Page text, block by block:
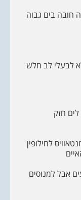
חובה בים גבוה
לבעלי לב חלש
חזק
לחילופין
אבל למנוסים